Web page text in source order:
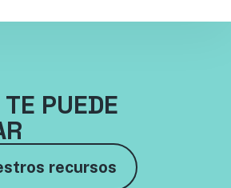
TE PUEDE
recursos